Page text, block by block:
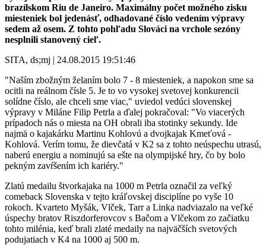
brazílskom Riu de Janeiro. Maximálny počet možného zisku
miesteniek bol jedenásť, odhadované číslo vedením výpravy
sedem až osem. Z tohto pohľadu Slováci na vrchole sezóny
nesplnili stanovený cieľ.
SITA, ds;mj | 24.08.2015 19:51:46
"Naším zbožným želaním bolo 7 - 8 miesteniek, a napokon sme sa
ocitli na reálnom čísle 5. Je to vo vysokej svetovej konkurencii
solídne číslo, ale chceli sme viac," uviedol vedúci slovenskej
výpravy v Miláne Filip Petrla a ďalej pokračoval: "Vo viacerých
prípadoch nás o miesta na OH obrali iba stotinky sekundy. Ide
najmä o kajakárku Martinu Kohlovú a dvojkajak Kmeťová -
Kohlová. Verím tomu, že dievčatá v K2 sa z tohto neúspechu utrasú,
naberú energiu a nominujú sa ešte na olympijské hry, čo by bolo
pekným zavŕšením ich kariéry."
Zlatú medailu štvorkajaka na 1000 m Petrla označil za veľký
comeback Slovenska v tejto kráľovskej disciplíne po vyše 10
rokoch. Kvarteto Myšák, Vlček, Tarr a Linka nadviazalo na veľké
úspechy bratov Riszdorferovcov s Bačom a Vlčekom zo začiatku
tohto milénia, keď brali zlaté medaily na najväčších svetových
podujatiach v K4 na 1000 aj 500 m.